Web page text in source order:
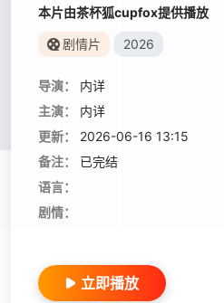
本片由茶杯狐cupfox提供播放
剧情片 2026
导演：
内详
主演：
内详
更新：
2026-06-16 13:15
备注：
已完结
语言：
剧情：
立即播放